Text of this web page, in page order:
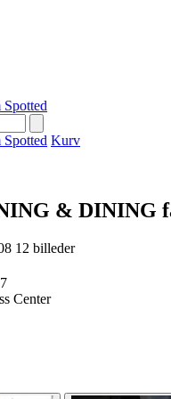
Spotted
Spotted Kurv
& DINING
12 billeder
Center